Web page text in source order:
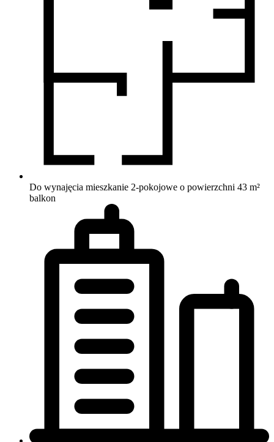
Do wynajęcia mieszkanie 2-pokojowe o powierzchni 43 m²
balkon